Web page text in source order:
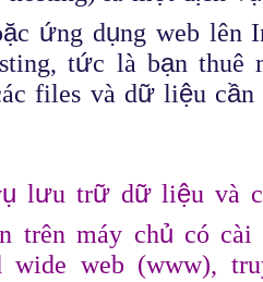
ặc ứng dụng web lên
tức là bạn thuê
files và dữliệu cần
ụ lưu trữdữliệu và
trên máy chủ có cài
wide web (www),